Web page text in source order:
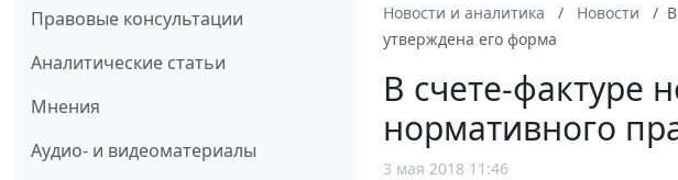
Правовые консультации
Аналитические статьи
Мнения
Аудио- и видеоматериалы
Новости и аналитика Новости
утверждена его форма
В счете-фактуре
нормативного
3 мая 2018 11:46